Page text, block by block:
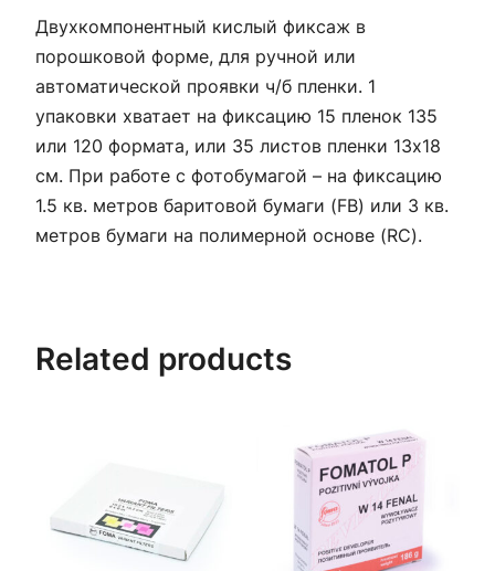
Двухкомпонентный кислый фиксаж в
порошковой форме, для ручной или
автоматической проявки ч/б пленки. 1
упаковки хватает на фиксацию 15 пленок 135
или 120 формата, или 35 листов пленки 13х18
см. При работе с фотобумагой – на фиксацию
1.5 кв. метров баритовой бумаги (FB) или 3 кв.
метров бумаги на полимерной основе (RC).
Related products